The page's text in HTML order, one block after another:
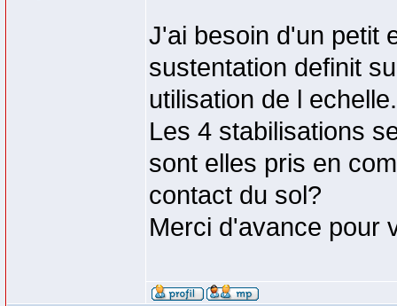
J'ai besoin d'un petit
sustentation definit
utilisation de l
Les 4 stabilisations
sont elles pris en
contact du sol?
Merci d'avance pour